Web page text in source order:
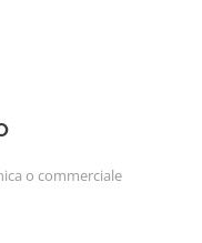
o commerciale